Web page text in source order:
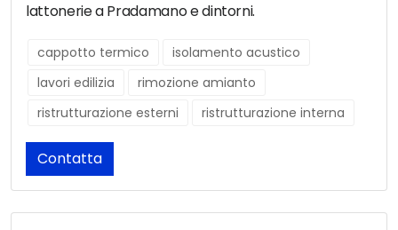
lattonerie a Pradamano e dintorni.
cappotto termico
isolamento acustico
lavori edilizia
rimozione amianto
ristrutturazione esterni
ristrutturazione interna
Contatta